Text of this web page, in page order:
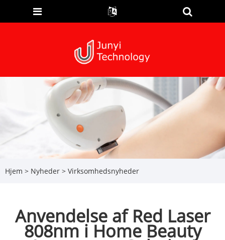
Hjem > Nyheder > Virksomhedsnyheder
Anvendelse af Red Laser
808nm i Home Beauty